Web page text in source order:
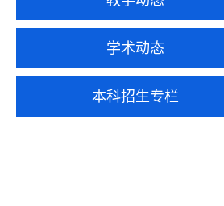
学术动态
本科招生专栏